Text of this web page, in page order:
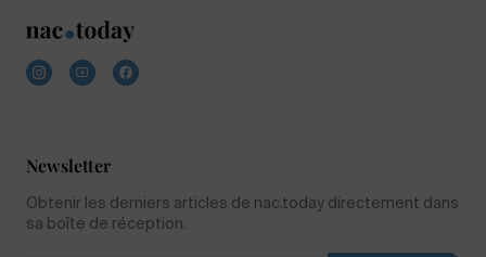
Newsletter
Obtenir les derniers articles de nac.today directement dans
sa boîte de réception.